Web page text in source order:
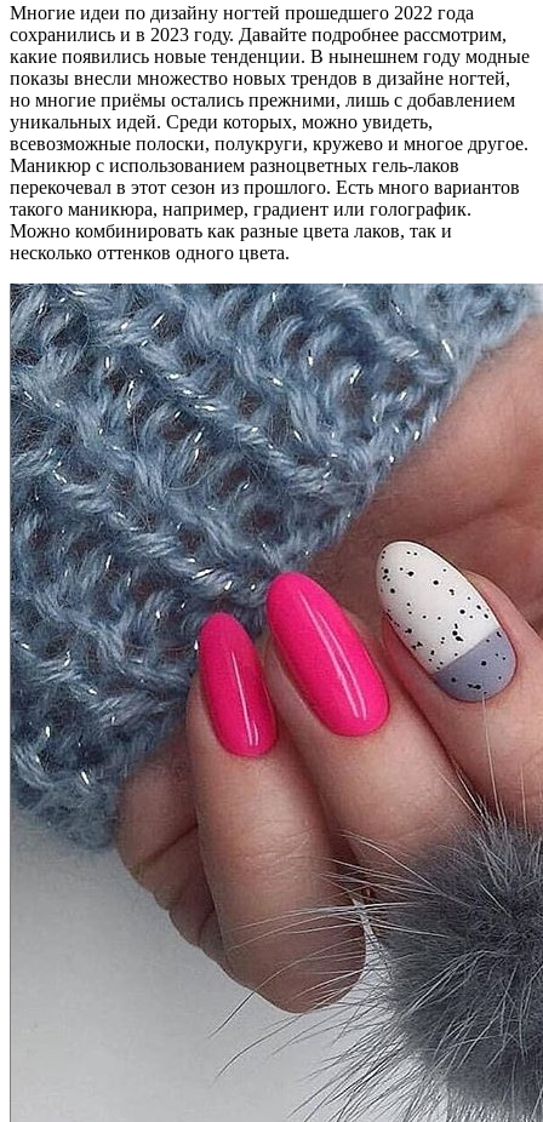
Многие идеи по дизайну ногтей прошедшего 2022 года
сохранились и в 2023 году. Давайте подробнее рассмотрим,
какие появились новые тенденции. В нынешнем году модные
показы внесли множество новых трендов в дизайне ногтей,
но многие приёмы остались прежними, лишь с добавлением
уникальных идей. Среди которых, можно увидеть,
всевозможные полоски, полукруги, кружево и многое другое.
Маникюр с использованием разноцветных гель-лаков
перекочевал в этот сезон из прошлого. Есть много вариантов
такого маникюра, например, градиент или голографик.
Можно комбинировать как разные цвета лаков, так и
несколько оттенков одного цвета.